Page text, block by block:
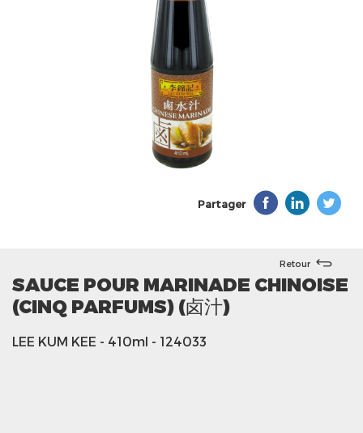
Partager
Retour
SAUCE POUR MARINADE CHINOISE
(CINQ PARFUMS) (卤汁)
LEE KUM KEE - 410ml - 124033